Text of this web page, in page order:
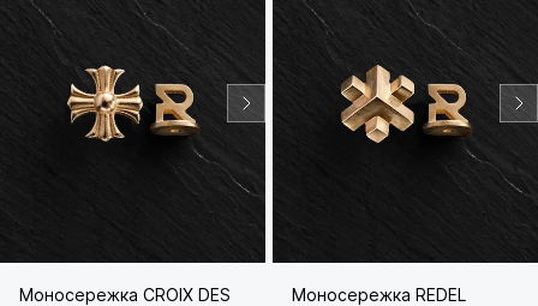
Моносережка CROIX DES
Моносережка REDEL